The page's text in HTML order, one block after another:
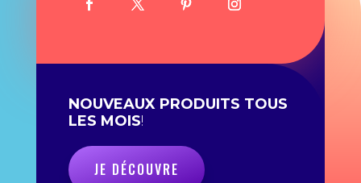
NOUVEAUX PRODUITS TOUS
LES MOIS!
JE DÉCOUVRE